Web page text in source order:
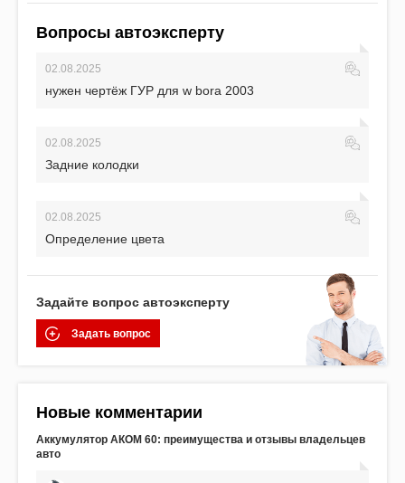
Вопросы автоэксперту
02.08.2025
нужен чертёж ГУР для w bora 2003
02.08.2025
Задние колодки
02.08.2025
Определение цвета
Задайте вопрос автоэксперту
Задать вопрос
Новые комментарии
Аккумулятор АКОМ 60: преимущества и отзывы владельцев
авто